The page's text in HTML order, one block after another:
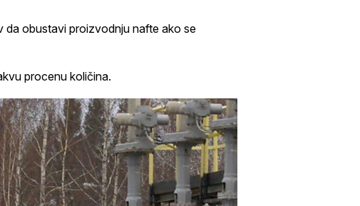
da obustavi proizvodnju nafte ako se
procenu količina.